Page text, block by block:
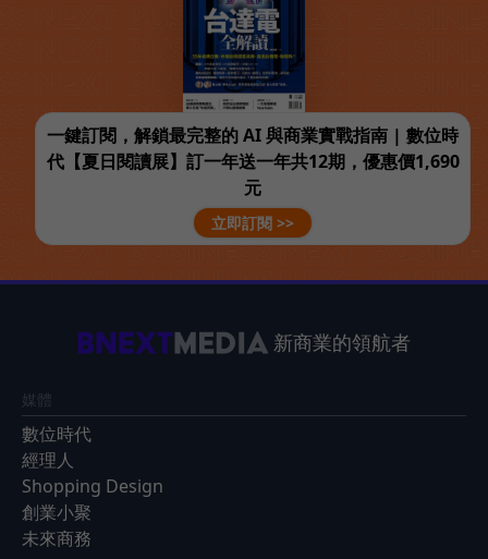
一鍵訂閱，解鎖最完整的 AI 與商業實戰指南 | 數位時
代【夏日閱讀展】訂一年送一年共12期，優惠價1,690
元
立即訂閱 >>
新商業的領航者
媒體
數位時代
經理人
Shopping Design
創業小聚
未來商務